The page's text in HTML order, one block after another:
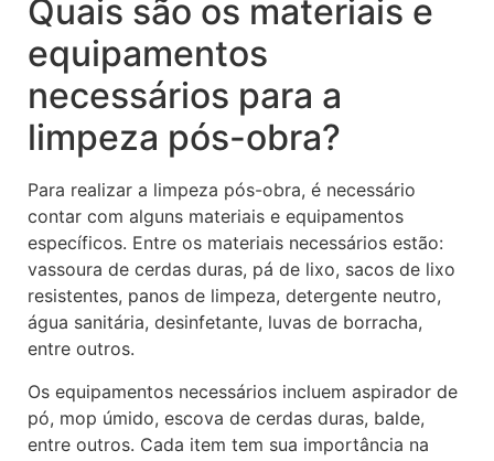
Quais são os materiais e
equipamentos
necessários para a
limpeza pós-obra?
Para realizar a limpeza pós-obra, é necessário
contar com alguns materiais e equipamentos
específicos. Entre os materiais necessários estão:
vassoura de cerdas duras, pá de lixo, sacos de lixo
resistentes, panos de limpeza, detergente neutro,
água sanitária, desinfetante, luvas de borracha,
entre outros.
Os equipamentos necessários incluem aspirador de
pó, mop úmido, escova de cerdas duras, balde,
entre outros. Cada item tem sua importância na